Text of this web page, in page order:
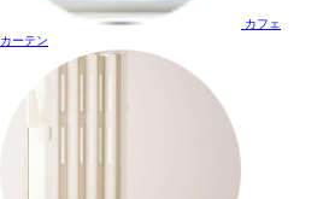
カフェ
カーテン